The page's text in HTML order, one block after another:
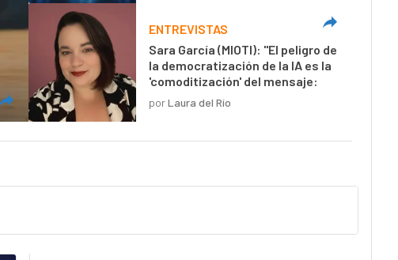
ENTREVISTAS
Sara García (MIOTI): "El peligro de
la democratización de la IA es la
'comoditización' del mensaje:
textos técnicamente perfectos,
pero planos y predecibles"
porLaura del Río